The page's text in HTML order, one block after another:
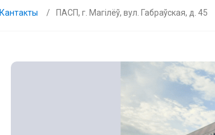
Кантакты ПАСП, г. Магілёў, вул. Габраўская, д. 45